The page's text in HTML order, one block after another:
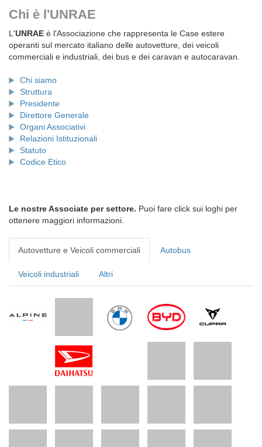
Chi è l'UNRAE
L'UNRAE è l'Associazione che rappresenta le Case estere
operanti sul mercato italiano delle autovetture, dei veicoli
commerciali e industriali, dei bus e dei caravan e autocaravan.
Chi siamo
Struttura
Presidente
Direttore Generale
Organi Associativi
Relazioni Istituzionali
Statuto
Codice Etico
Le nostre Associate per settore. Puoi fare click sui loghi per
ottenere maggiori informazioni.
Autovetture e Veicoli commerciali Autobus
Veicoli industriali Altri